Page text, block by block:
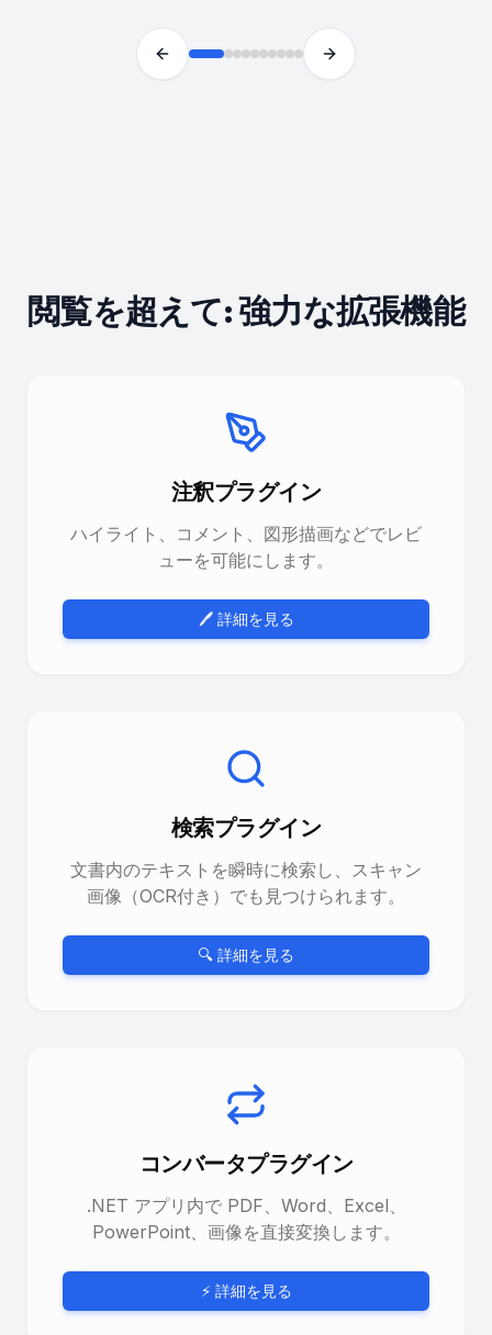
閲覧を超えて: 強力な拡張機能
注釈プラグイン
ハイライト、コメント、図形描画などでレビ
ューを可能にします。
🖊️ 詳細を見る
検索プラグイン
文書内のテキストを瞬時に検索し、スキャン
画像（OCR付き）でも見つけられます。
🔍 詳細を見る
コンバータプラグイン
.NET アプリ内で PDF、Word、Excel、
PowerPoint、画像を直接変換します。
⚡ 詳細を見る